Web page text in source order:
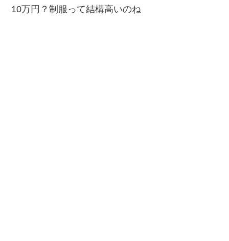
10万円？制服って結構高いのね